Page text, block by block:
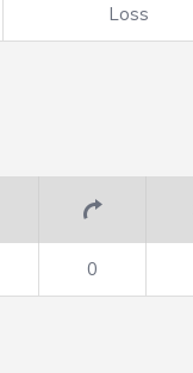
Loss
0